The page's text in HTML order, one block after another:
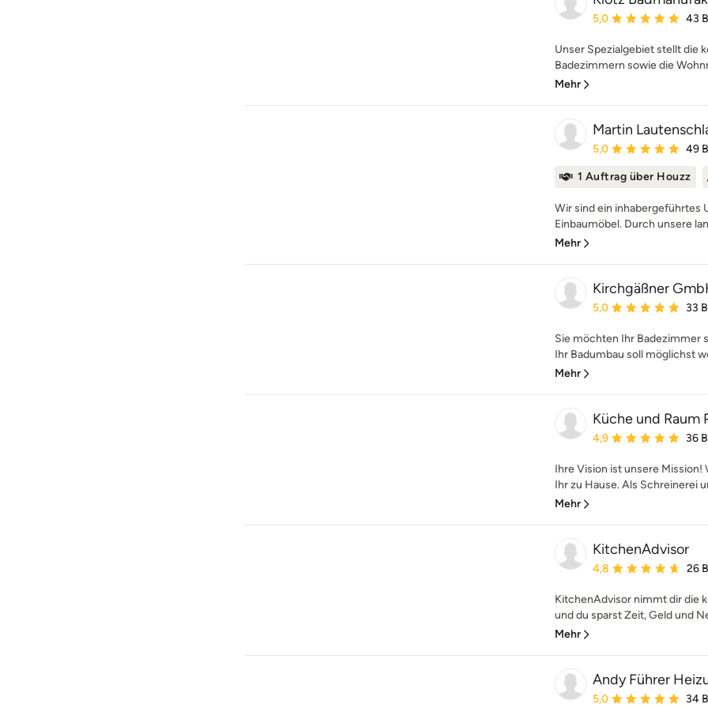
Durchschnittliche
5,0 43
Unser Spezialgebiet stellt die
Badezimmern sowie die
Mehr
Martin
Durchschnittliche
5,0 49
1 Auftrag über Houzz
Wir sind ein inhabergeführtes
Einbaumöbel. Durch unsere
Mehr
Kirchgäßner
Durchschnittliche
5,0 33
Sie möchten Ihr Badezimmer
Ihr Badumbau soll möglichst
Mehr
Küche und Raum
Durchschnittliche
4,9 36
Ihre Vision ist unsere
Ihr zu Hause. Als Schreinerei
Mehr
KitchenAdvisor
Durchschnittliche
4,8 26
KitchenAdvisor nimmt dir die
und du sparst Zeit, Geld und
Mehr
Andy Führer
Durchschnittliche
5,0 34